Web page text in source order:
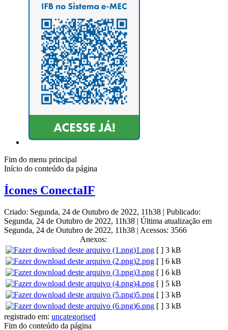
Fim do menu principal
Início do conteúdo da página
Ícones ConectaIF
Criado: Segunda, 24 de Outubro de 2022, 11h38 | Publicado:
Segunda, 24 de Outubro de 2022, 11h38 | Última atualização em
Segunda, 24 de Outubro de 2022, 11h38 | Acessos: 3566
Anexos:
1.png [ ] 3 kB
2.png [ ] 6 kB
3.png [ ] 6 kB
4.png [ ] 5 kB
5.png [ ] 3 kB
6.png [ ] 3 kB
registrado em: uncategorised
Fim do conteúdo da página